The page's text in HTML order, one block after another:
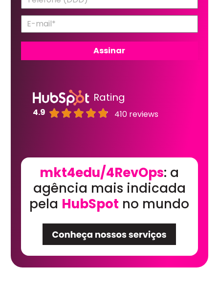
Rating
4.9 410 reviews
mkt4edu/4RevOps: a
agência mais indicada
pela HubSpot no mundo